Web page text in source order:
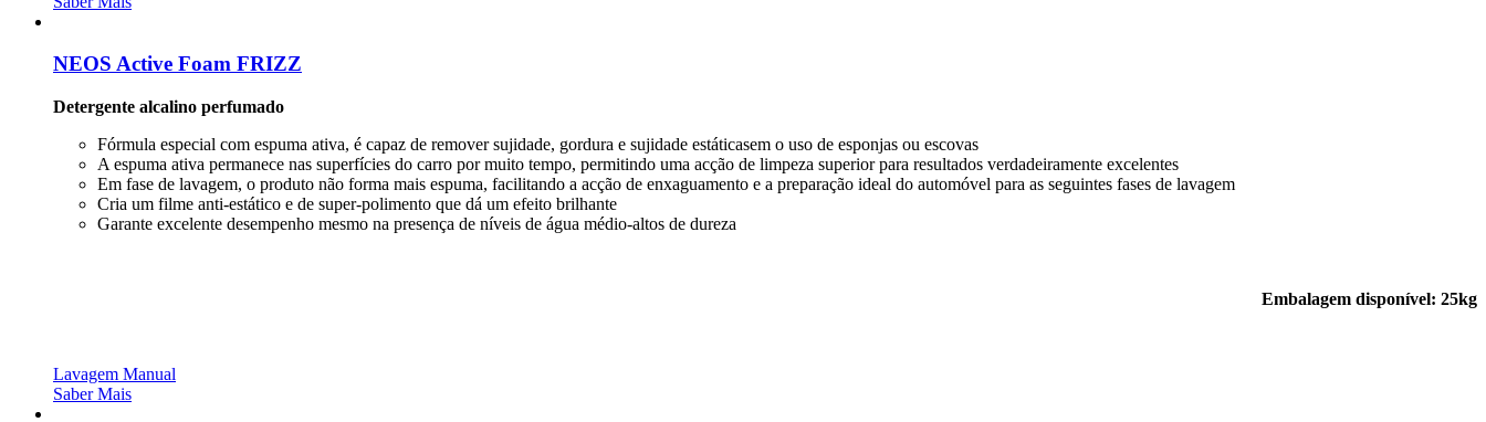
NEOS Active Foam FRIZZ
Detergente alcalino perfumado
Fórmula especial com espuma ativa, é capaz de remover sujidade, gordura e sujidade estáticasem o uso de esponjas ou escovas
A espuma ativa permanece nas superfícies do carro por muito tempo, permitindo uma acção de limpeza superior para resultados verdadeiramente excelentes
Em fase de lavagem, o produto não forma mais espuma, facilitando a acção de enxaguamento e a preparação ideal do automóvel para as seguintes fases de lavagem
Cria um filme anti-estático e de super-polimento que dá um efeito brilhante
Garante excelente desempenho mesmo na presença de níveis de água médio-altos de dureza
Embalagem disponível: 25kg
Lavagem Manual
Saber Mais